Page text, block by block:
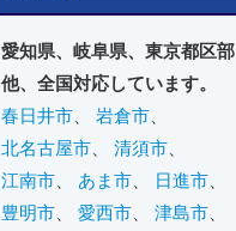
愛知県、岐阜県、東京都区部
他、全国対応しています。
春日井市、 岩倉市、
北名古屋市、 清須市、
江南市、 あま市、 日進市、
豊明市、 愛西市、 津島市、